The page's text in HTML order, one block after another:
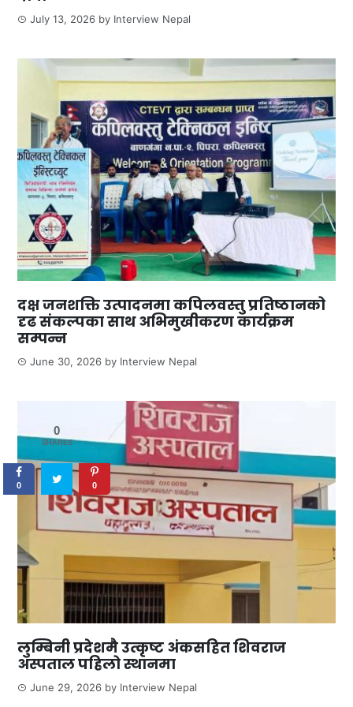
July 13, 2026 by Interview Nepal
दक्ष जनशक्ति उत्पादनमा कपिलवस्तु प्रतिष्ठानको
दृढ संकल्पका साथ अभिमुखीकरण कार्यक्रम
सम्पन्न
June 30, 2026 by Interview Nepal
लुम्बिनी प्रदेशमै उत्कृष्ट अंकसहित शिवराज
अस्पताल पहिलो स्थानमा
June 29, 2026 by Interview Nepal
0
SHARES
0 0